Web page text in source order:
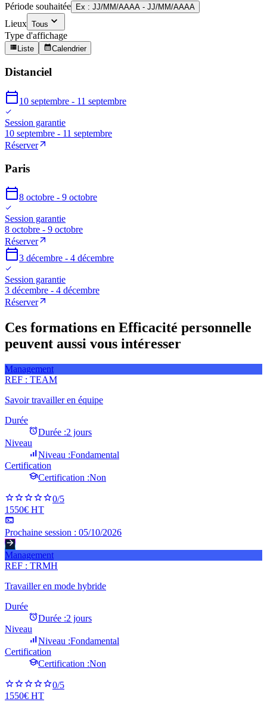
Période souhaitée Ex : JJ/MM/AAAA - JJ/MM/AAAA
Lieux Tous
Type d'affichage
Liste Calendrier
Distanciel
10 septembre - 11 septembre
Session garantie
10 septembre - 11 septembre
Réserver
Paris
8 octobre - 9 octobre
Session garantie
8 octobre - 9 octobre
Réserver
3 décembre - 4 décembre
Session garantie
3 décembre - 4 décembre
Réserver
Ces formations en Efficacité personnelle
peuvent aussi vous intéresser
Management
REF : TEAM
Savoir travailler en équipe
Durée
Durée :2 jours
Niveau
Niveau :Fondamental
Certification
Certification :Non
0/5
1550€ HT
Prochaine session : 05/10/2026
Management
REF : TRMH
Travailler en mode hybride
Durée
Durée :2 jours
Niveau
Niveau :Fondamental
Certification
Certification :Non
0/5
1550€ HT